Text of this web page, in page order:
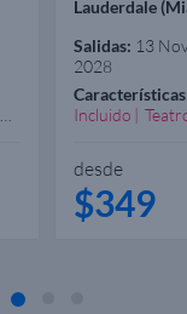
Lauderdale
Salidas: 13
2028
Incluido
desde
$349